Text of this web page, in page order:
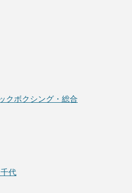
クボクシング・総合
代